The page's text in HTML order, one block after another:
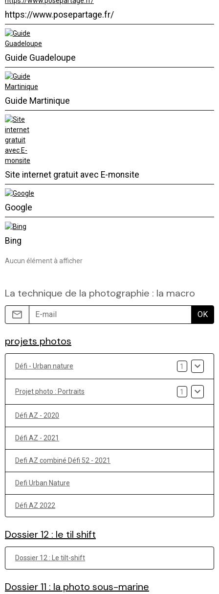
https://www.posepartage.fr/
Guide Guadeloupe
Guide Martinique
Site internet gratuit avec E-monsite
Google
Bing
Aucun élément à afficher
La technique de la photographie : la macro
OK
projets photos
Défi - Urban nature 1
Projet photo : Portraits 1
Défi AZ - 2020
Défi AZ - 2021
Defi AZ combiné Défi 52 - 2021
Defi Urban Nature
Défi AZ 2022
Dossier 12 : le til shift
Dossier 12 : Le tilt-shift
Dossier 11 : la photo sous-marine